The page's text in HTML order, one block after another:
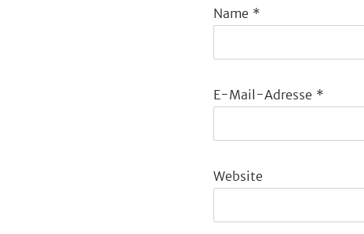
Name *
E-Mail-Adresse *
Website